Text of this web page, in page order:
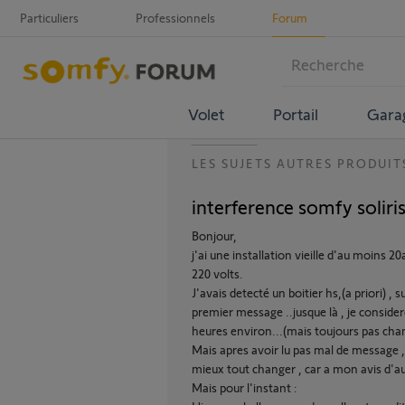
Particuliers Professionnels Forum
Volet Portail
LES SUJETS AUTRES
interference somfy
Bonjour,
j'ai une installation vieille d'au moins
220 volts.
J'avais detecté un boitier hs,(a priori) ,
premier message ..jusque là , je
heures environ...(mais toujours pas
Mais apres avoir lu pas mal de
mieux tout changer , car a mon avis
Mais pour l'instant :